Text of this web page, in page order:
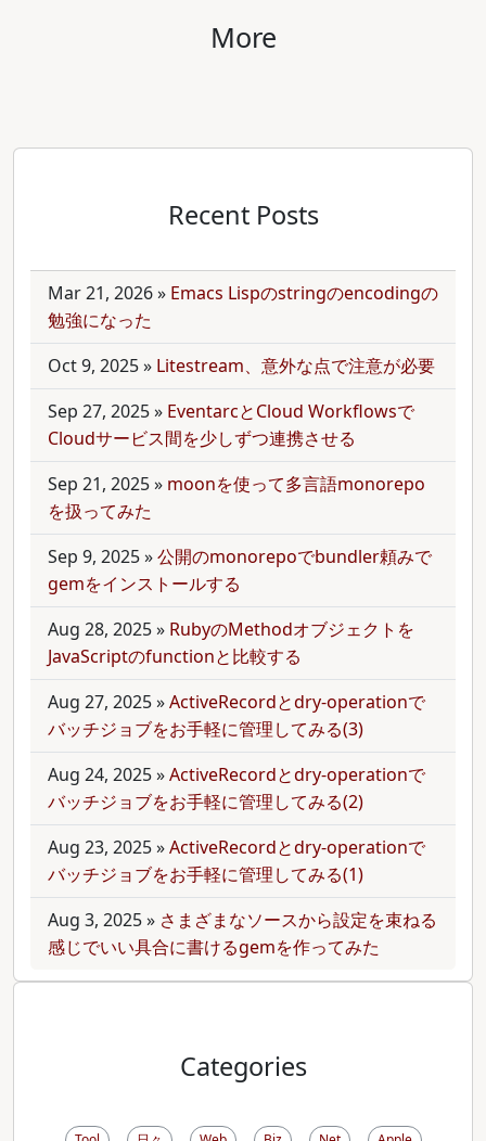
More
Recent Posts
Mar 21, 2026» Emacs Lispのstringのencodingの
勉強になった
Oct 9, 2025» Litestream、意外な点で注意が必要
Sep 27, 2025» EventarcとCloud Workflowsで
Cloudサービス間を少しずつ連携させる
Sep 21, 2025» moonを使って多言語monorepo
を扱ってみた
Sep 9, 2025»公開のmonorepoでbundler頼みで
gemをインストールする
Aug 28, 2025» RubyのMethodオブジェクトを
JavaScriptのfunctionと比較する
Aug 27, 2025»ActiveRecordとdry-operationで
バッチジョブをお手軽に管理してみる(3)
Aug 24, 2025»ActiveRecordとdry-operationで
バッチジョブをお手軽に管理してみる(2)
Aug 23, 2025»ActiveRecordとdry-operationで
バッチジョブをお手軽に管理してみる(1)
Aug 3, 2025» さまざまなソースから設定を束ねる
感じでいい具合に書けるgemを作ってみた
Categories